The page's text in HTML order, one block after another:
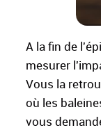
A la fin de
mesurer
Vous la
où les
vous